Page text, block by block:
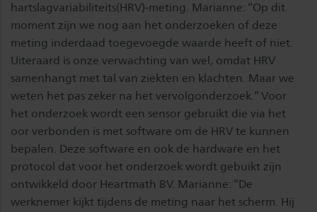
hartslagvariabiliteits(HRV)-meting. Marianne: “Op dit
moment zijn we nog aan het onderzoeken of deze
meting inderdaad toegevoegde waarde heeft of niet.
Uiteraard is onze verwachting van wel, omdat HRV
samenhangt met tal van ziekten en klachten. Maar we
weten het pas zeker na het vervolgonderzoek.” Voor
het onderzoek wordt een sensor gebruikt die via het
oor verbonden is met software om de HRV te kunnen
bepalen. Deze software en ook de hardware en het
protocol dat voor het onderzoek wordt gebuikt zijn
ontwikkeld door Heartmath BV. Marianne: “De
werknemer kijkt tijdens de meting naar het scherm. Hij